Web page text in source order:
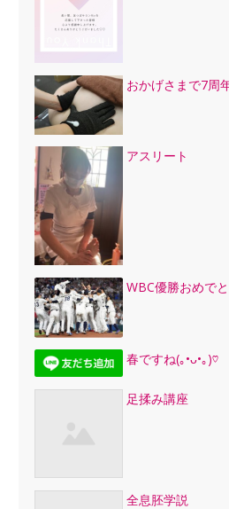
おかげさまで7周
アスリート
WBC優勝おめで
春ですね(｡•ᴗ•｡)♡
足揉み講座
全息胚学説